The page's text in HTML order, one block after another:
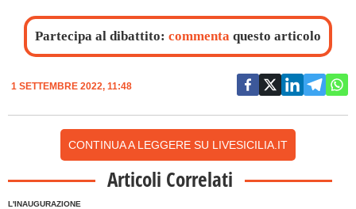
Partecipa al dibattito: commenta questo articolo
1 SETTEMBRE 2022, 11:48
CONTINUA A LEGGERE SU LIVESICILIA.IT
Articoli Correlati
L'INAUGURAZIONE